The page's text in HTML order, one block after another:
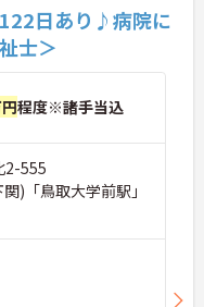
122日あり♪病院に
士＞
程度※諸手当込
2-555
)「鳥取大学前駅」